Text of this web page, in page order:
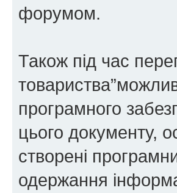
форумом.
Також під час
програмного
цього документу,
створені
одержання